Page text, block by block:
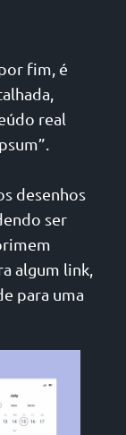
fim, é
real
desenhos
ser
algum link,
para uma